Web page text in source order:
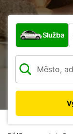
Jaký typ
Služba